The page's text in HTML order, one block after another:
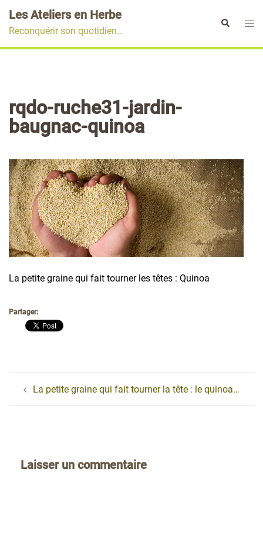
au
contenu
Les Ateliers en Herbe
Reconquérir son quotidien…
Rechercher
rqdo-ruche31-jardin-
baugnac-quinoa
La petite graine qui fait tourner les têtes : Quinoa
Partager:
d’article
La petite graine qui fait tourner la tête : le quinoa…
Laisser un commentaire